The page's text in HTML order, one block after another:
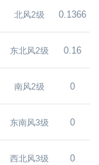
北风2级 0.1366
东北风2级 0.16
南风2级 0
东南风3级 0
西北风3级 0